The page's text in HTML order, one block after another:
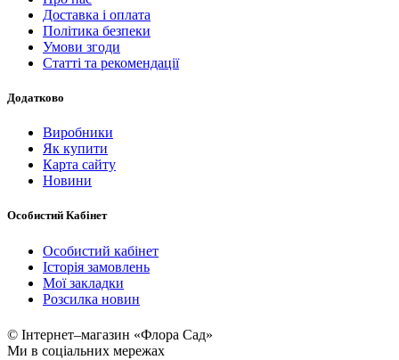
Доставка і оплата
Політика безпеки
Умови згоди
Статті та рекомендації
Додатково
Виробники
Як купити
Карта сайту
Новини
Особистий Кабінет
Особистий кабінет
Історія замовлень
Мої закладки
Розсилка новин
© Інтернет–магазин «Флора Сад»
Ми в соціальних мережах